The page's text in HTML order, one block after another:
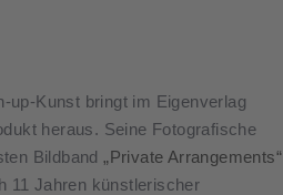
up-Kunst bringt im Eigenverlag
heraus. Seine Fotografische
Bildband„Private Arrangements“
11 Jahren künstlerischer